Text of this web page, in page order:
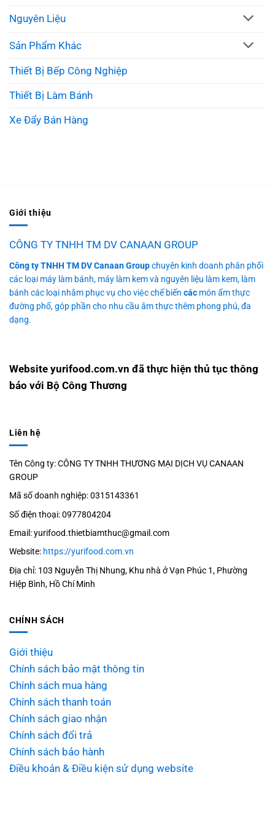
Nguyên Liệu
Sản Phẩm Khác
Thiết Bị Bếp Công Nghiệp
Thiết Bị Làm Bánh
Xe Đẩy Bán Hàng
Giới thiệu
CÔNG TY TNHH TM DV CANAAN GROUP
Công ty TNHH TM DV Canaan Groupchuyên kinh doanh phân phối
các loại máy làm bánh, máy làm kem và nguyên liệu làm kem, làm
bánh các loại nhằm phục vụ cho việc chế biến các món ẩm thực
đường phố, góp phần cho nhu cầu âm thực thêm phong phú, đa
dạng.
Website yurifood.com.vn đã thực hiện thủ tục thông
báo với Bộ Công Thương
Liên hệ
Tên Công ty: CÔNG TY TNHH THƯƠNG MẠI DỊCH VỤ CANAAN
GROUP
Mã số doanh nghiệp: 0315143361
Số điện thoại: 0977804204
Email: yurifood.thietbiamthuc@gmail.com
Website: https://yurifood.com.vn
Địa chỉ: 103 Nguyễn Thị Nhung, Khu nhà ở Vạn Phúc 1, Phường
Hiệp Bình, Hồ Chí Minh
CHÍNH SÁCH
Giới thiệu
Chính sách bảo mật thông tin
Chính sách mua hàng
Chính sách thanh toán
Chính sách giao nhận
Chính sách đổi trả
Chính sách bảo hành
Điều khoản & Điều kiện sử dụng website